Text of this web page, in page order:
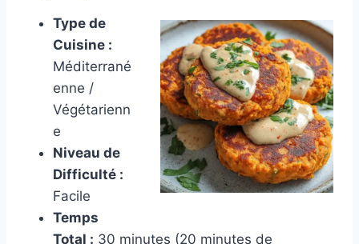
Type de
Cuisine :
Méditerrané
enne /
Végétarienn
e
Niveau de
Difficulté :
Facile
Temps
Total : 30 minutes (20 minutes de